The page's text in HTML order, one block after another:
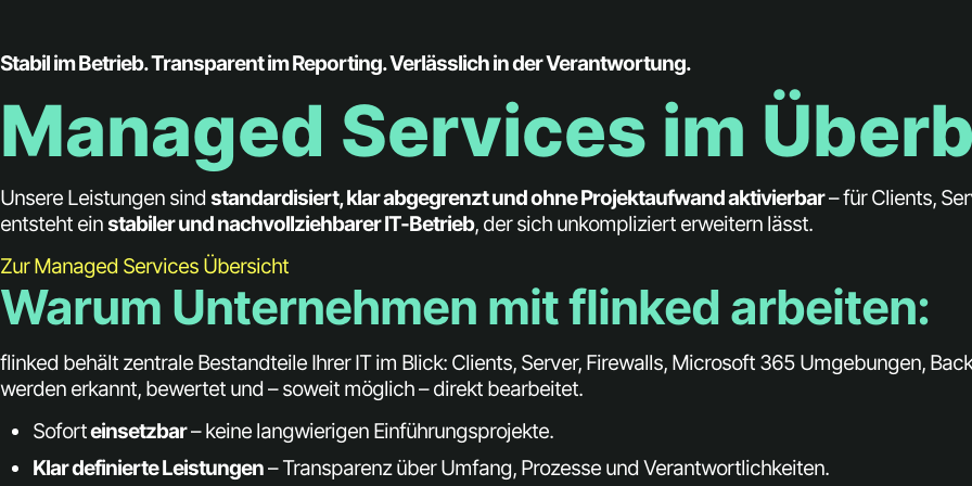
Stabil im Betrieb. Transparent im Reporting. Verlässlich in der Verantwortung.
Managed Services im
Unsere Leistungen sindstandardisiert, klar abgegrenzt und ohne Projektaufwand aktivierbar– für Clients,
entsteht einstabiler und nachvollziehbarer IT-Betrieb, der sich unkompliziert erweitern lässt.
Zur Managed Services Übersicht
Warum Unternehmen mit flinked arbeiten:​
flinked behält zentrale Bestandteile Ihrer IT im Blick: Clients, Server, Firewalls, Microsoft 365 Umgebungen,
werden erkannt, bewertet und – soweit möglich – direkt bearbeitet.
Soforteinsetzbar– keine langwierigen Einführungsprojekte.
Klar definierte Leistungen– Transparenz über Umfang, Prozesse und Verantwortlichkeiten.